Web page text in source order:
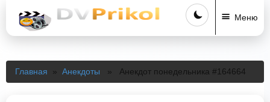
Меню
Главная » Анекдоты » Анекдот понедельника #164664